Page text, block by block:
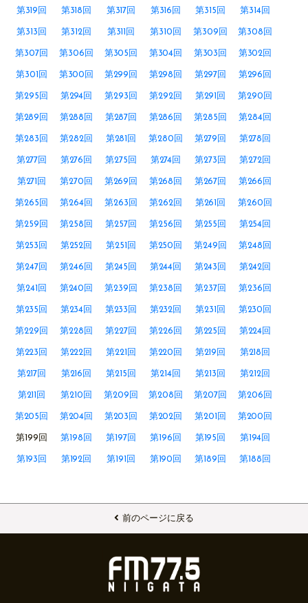
第319回 第318回 第317回 第316回 第315回 第314回
第313回 第312回 第311回 第310回 第309回 第308回
第307回 第306回 第305回 第304回 第303回 第302回
第301回 第300回 第299回 第298回 第297回 第296回
第295回 第294回 第293回 第292回 第291回 第290回
第289回 第288回 第287回 第286回 第285回 第284回
第283回 第282回 第281回 第280回 第279回 第278回
第277回 第276回 第275回 第274回 第273回 第272回
第271回 第270回 第269回 第268回 第267回 第266回
第265回 第264回 第263回 第262回 第261回 第260回
第259回 第258回 第257回 第256回 第255回 第254回
第253回 第252回 第251回 第250回 第249回 第248回
第247回 第246回 第245回 第244回 第243回 第242回
第241回 第240回 第239回 第238回 第237回 第236回
第235回 第234回 第233回 第232回 第231回 第230回
第229回 第228回 第227回 第226回 第225回 第224回
第223回 第222回 第221回 第220回 第219回 第218回
第217回 第216回 第215回 第214回 第213回 第212回
第211回 第210回 第209回 第208回 第207回 第206回
第205回 第204回 第203回 第202回 第201回 第200回
第199回 第198回 第197回 第196回 第195回 第194回
第193回 第192回 第191回 第190回 第189回 第188回
前のページに戻る